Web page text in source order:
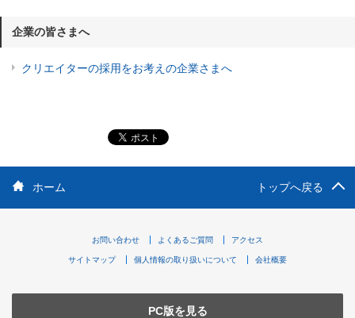
企業の皆さまへ
クリエイターの採用をお考えの企業さまへ
ホーム トップへ戻る
お問い合わせ よくあるご質問 アクセス
サイトマップ 個人情報の取り扱いについて 会社概要
PC版を見る